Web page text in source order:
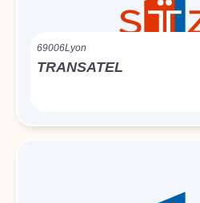
69006Lyon
TRANSATEL